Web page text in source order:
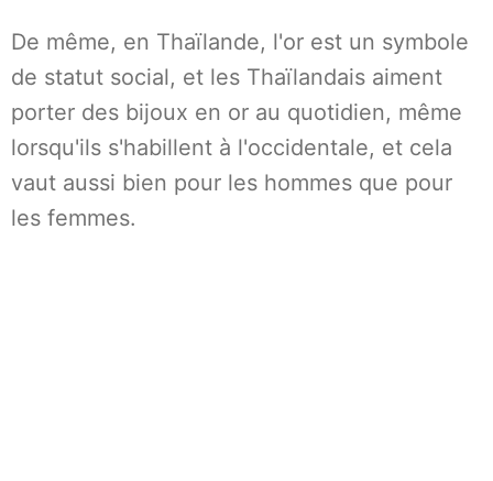
De même, en Thaïlande, l'or est un symbole
de statut social, et les Thaïlandais aiment
porter des bijoux en or au quotidien, même
lorsqu'ils s'habillent à l'occidentale, et cela
vaut aussi bien pour les hommes que pour
les femmes.